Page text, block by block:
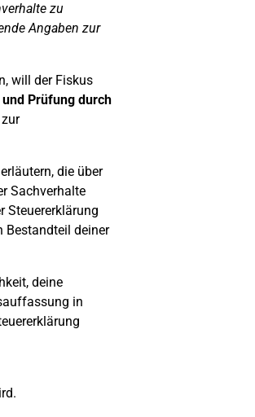
zu
Angaben zur
will der Fiskus
Prüfung durch
die über
Sachverhalte
Steuererklärung
Bestandteil deiner
deine
in